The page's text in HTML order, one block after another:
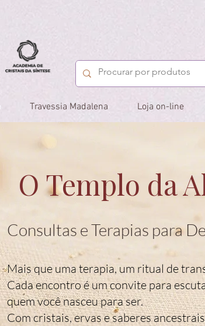
Travessia Madalena Loja on-line
O Templo da
Consultas e Terapias para
Mais que uma terapia, um ritual de
Cada encontro é um convite para
quem você nasceu para ser.
Com cristais, ervas e saberes